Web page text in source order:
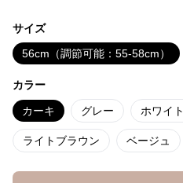
サイズ
56cm（調節可能：55-58cm）
カラー
カーキ グレー ホワイト
ライトブラウン ベージュ